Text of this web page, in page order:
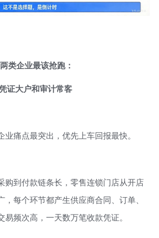
两类企业最该抢跑：
大户和审计常客
痛点最突出，优先上车回报最快。
购到付款链条长，零售连锁门店从开店
每个环节都产生供应商合同、订单、
频次高，一天数万笔收款凭证。